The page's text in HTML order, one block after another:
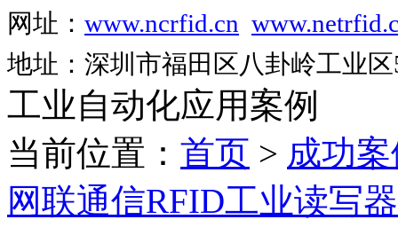
网址： www.ncrfid.cn
地址：深圳市福田区八卦岭工业
工业自动化应用案例
当前位置： 首页 > 成功
网联通信RFID工业读写